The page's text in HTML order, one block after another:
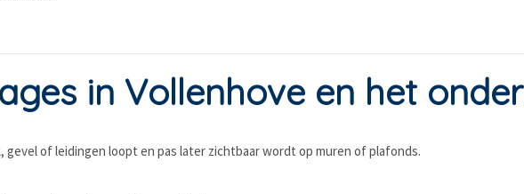
in Vollenhove en het
of leidingen loopt en pas later zichtbaar wordt op muren of plafonds.